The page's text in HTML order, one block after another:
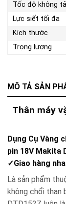
MÔ TẢ SẢN
Thân máy
Dụng Cụ Vàng
pin 18V Makita
✓Giao hàng
Là sản phẩm
không chổi than
Tốc độ không
Lực siết tối đa
Kích thước
Trọng lượng